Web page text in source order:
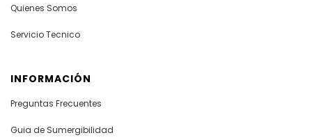
Quienes Somos
Servicio Tecnico
INFORMACIÓN
Preguntas Frecuentes
Guia de Sumergibilidad